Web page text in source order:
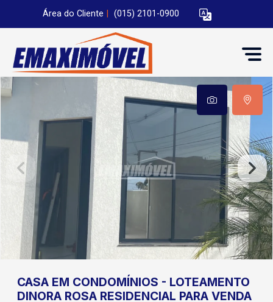
Área do Cliente (015) 2101-0900
CASA EM CONDOMÍNIOS - LOTEAMENTO
DINORA ROSA RESIDENCIAL PARA VENDA